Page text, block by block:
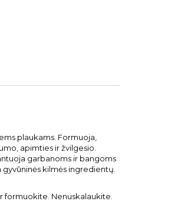
plaukams. Formuoja,
apimties ir žvilgesio.
garbanoms ir bangoms
kilmės ingredientų.
formuokite. Nenuskalaukite.